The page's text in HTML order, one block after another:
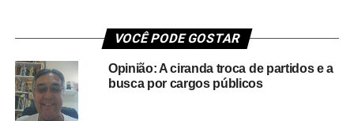
VOCÊ PODE GOSTAR
Opinião: A ciranda troca de partidos e a
busca por cargos públicos